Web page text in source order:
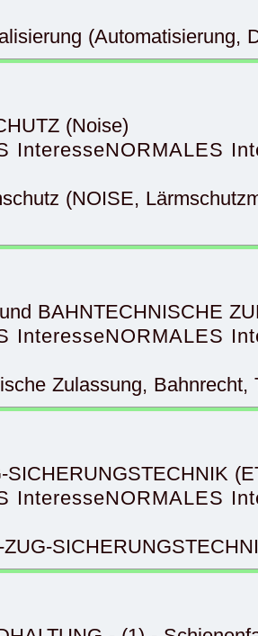
(Automatisierung,
(Noise)
InteresseNORMALES
(NOISE,
BAHNTECHNISCHE
InteresseNORMALES
Zulassung, Bahnrecht,
SICHERUNGSTECHNIK
InteresseNORMALES